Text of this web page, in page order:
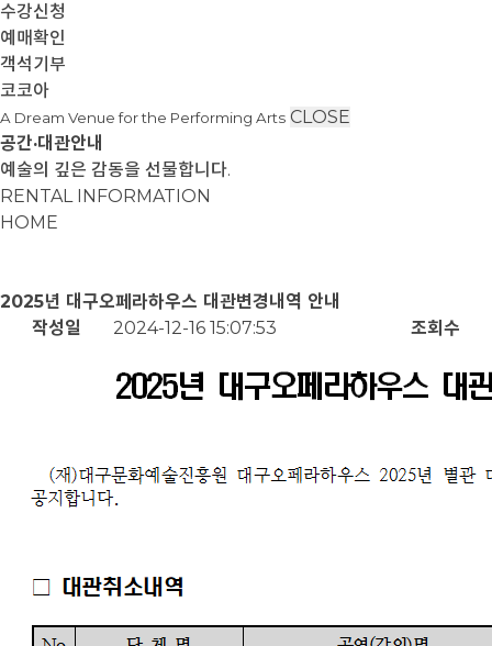
수강신청
예매확인
객석기부
코코아
A Dream Venue for the Performing Arts CLOSE
공간·대관안내
예술의 깊은 감동을 선물합니다.
RENTAL INFORMATION
HOME
2025년 대구오페라하우스 대관변경내역 안내
작성일
2024-12-16 15:07:53 조회수